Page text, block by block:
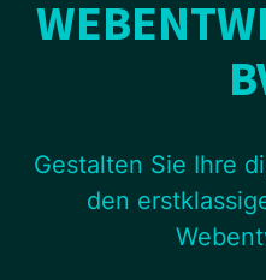
Gestalten Sie Ihre
den